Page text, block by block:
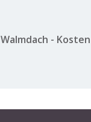
Walmdach -